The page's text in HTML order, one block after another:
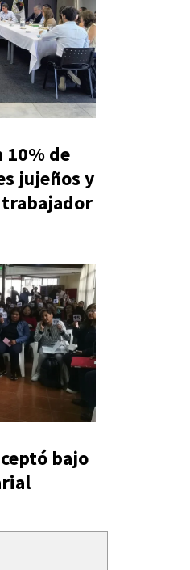
10% de
jujeños y
bajo